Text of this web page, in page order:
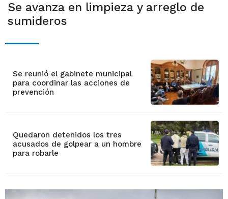
Se avanza en limpieza y arreglo de
sumideros
Se reunió el gabinete municipal
para coordinar las acciones de
prevención
Quedaron detenidos los tres
acusados de golpear a un hombre
para robarle